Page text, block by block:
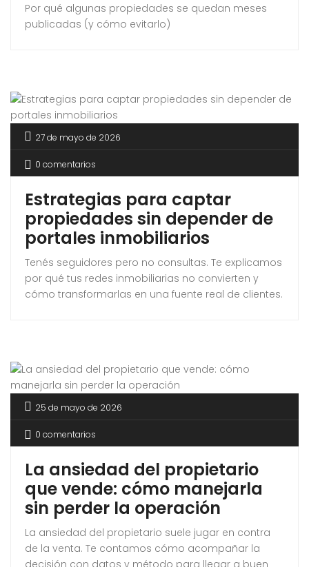
Por qué algunas propiedades se quedan meses
publicadas (y cómo evitarlo)
27 de mayo de 2026
0 comentarios
Estrategias para captar
propiedades sin depender de
portales inmobiliarios
Tenés seguidores pero no consultas. Te explicamos
por qué tus redes inmobiliarias no convierten y
cómo transformarlas en una fuente real de clientes.
25 de mayo de 2026
0 comentarios
La ansiedad del propietario
que vende: cómo manejarla
sin perder la operación
La ansiedad del propietario suele jugar en contra
de la venta. Te contamos cómo acompañar la